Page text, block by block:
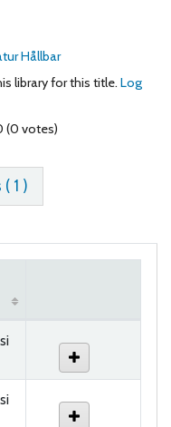
Hållbar
library for this title. Log
(0 votes)
1 )